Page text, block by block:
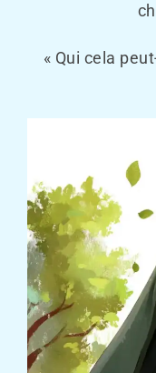
« Qui cela